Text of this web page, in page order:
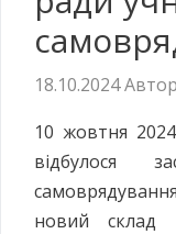
18.10.2024Автор
10 жовтня
відбулося
новий склад